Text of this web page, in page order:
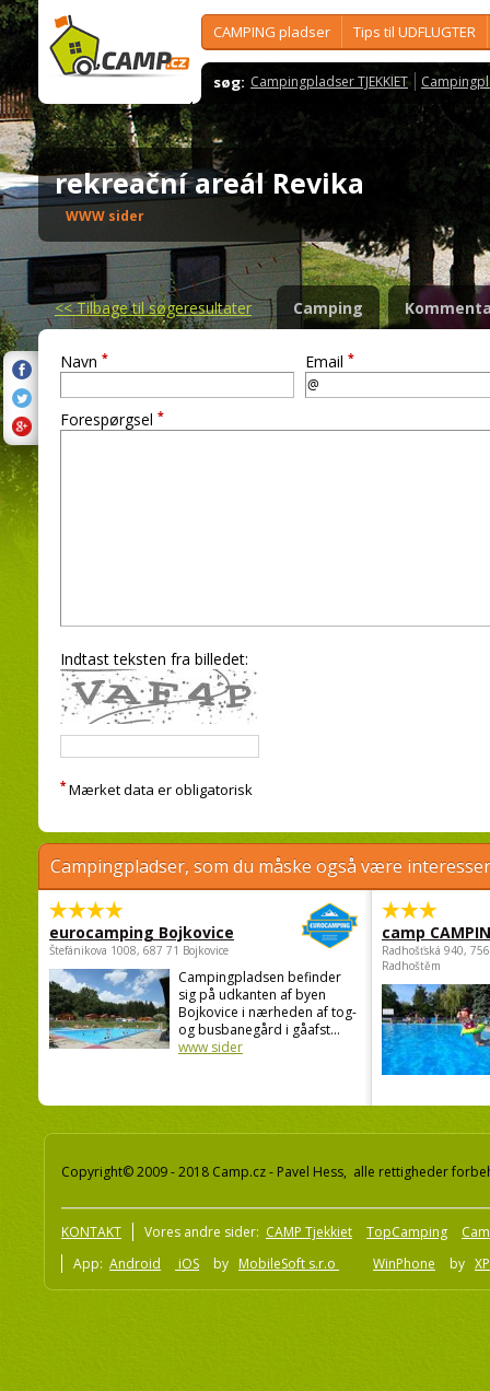
CAMPING pladser Tips til UDFLUGTER
søg: Campingpladser TJEKKIET
rekreační areál Revika
WWW sider
<<Tilbage til søgeresultater Camping
Navn * Email *
Forespørgsel *
Indtast teksten fra billedet:
* Mærket data er obligatorisk
Campingpladser, som du måske også være
eurocamping Bojkovice
Štefánikova 1008, 687 71 Bojkovice
Campingpladsen befinder
sig på udkanten af byen
Bojkovice i nærheden af tog-
og busbanegård i gåafst...
www sider
camp
Radhošťská 940,
Radhoštěm
Copyright© 2009 - 2018 Camp.cz - Pavel Hess, alle rettigheder
KONTAKT Vores andre sider: CAMP Tjekkiet TopCamping
App: Android iOS by MobileSoft s.r.o WinPhone by